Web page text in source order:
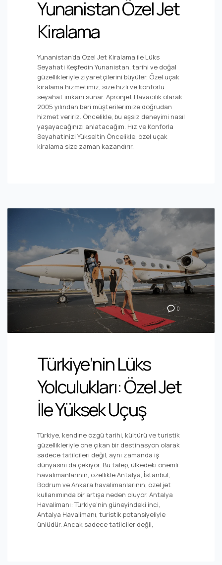
Yunanistan Özel Jet
Kiralama
Yunanistan’da Özel Jet Kiralama ile Lüks
Seyahati Keşfedin Yunanistan, tarihi ve doğal
güzellikleriyle ziyaretçilerini büyüler. Özel uçak
kiralama hizmetimiz, size hızlı ve konforlu
seyahat imkanı sunar. Apronjet Havacılık olarak
2005 yılından beri müşterilerimize doğrudan
hizmet veririz. Öncelikle, bu eşsiz deneyimi nasıl
yaşayacağınızı anlatacağım. Hız ve Konforla
Seyahatinizi Yükseltin Öncelikle, özel uçak
kiralama size zaman kazandırır.
0
Türkiye’nin Lüks
Yolculukları: Özel Jet
İle Yüksek Uçuş
Türkiye, kendine özgü tarihi, kültürü ve turistik
güzellikleriyle öne çıkan bir destinasyon olarak
sadece tatilcileri değil, aynı zamanda iş
dünyasını da çekiyor. Bu talep, ülkedeki önemli
havalimanlarının, özellikle Antalya, İstanbul,
Bodrum ve Ankara havalimanlarının, özel jet
kullanımında bir artışa neden oluyor. Antalya
Havalimanı: Türkiye’nin güneyindeki inci,
Antalya Havalimanı, turistik potansiyeliyle
ünlüdür. Ancak sadece tatilciler değil,